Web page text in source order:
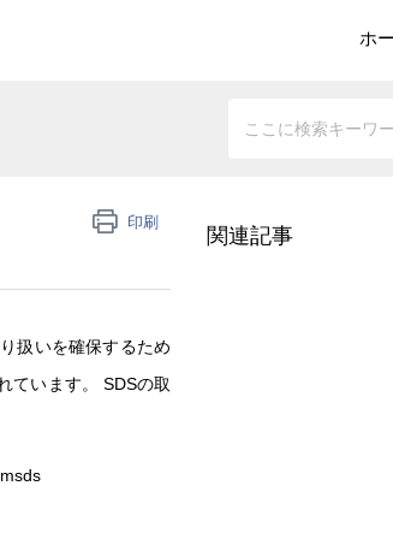
ホ
印刷
扱いを確保するため
ています。 SDSの取
関連記事